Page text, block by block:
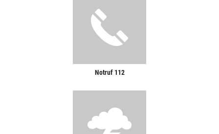
Notruf 112